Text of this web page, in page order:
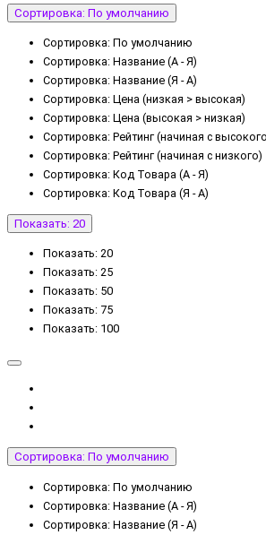
Сортировка: По умолчанию
Сортировка: По умолчанию
Сортировка: Название (А - Я)
Сортировка: Название (Я - А)
Сортировка: Цена (низкая > высокая)
Сортировка: Цена (высокая > низкая)
Сортировка: Рейтинг (начиная с
Сортировка: Рейтинг (начиная с низкого)
Сортировка: Код Товара (А - Я)
Сортировка: Код Товара (Я - А)
Показать: 20
Показать: 20
Показать: 25
Показать: 50
Показать: 75
Показать: 100
Сортировка: По умолчанию
Сортировка: По умолчанию
Сортировка: Название (А - Я)
Сортировка: Название (Я - А)